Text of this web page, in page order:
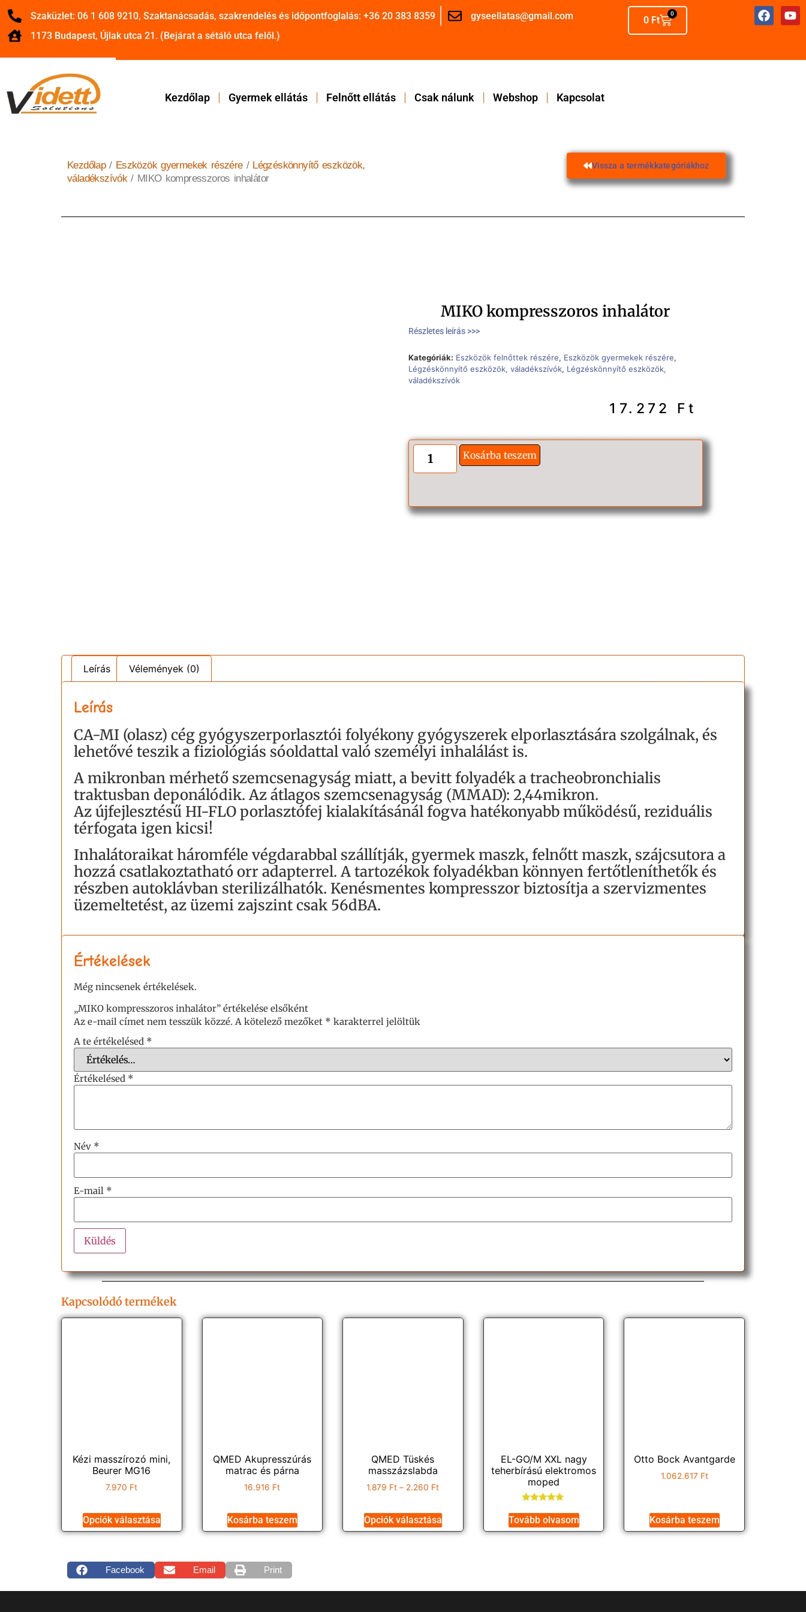
Szaküzlet: 06 1 608 9210, Szaktanácsadás, szakrendelés és időpontfoglalás: +36 20 383 8359
gyseellatas@gmail.com
1173 Budapest, Újlak utca 21. (Bejárat a sétáló utca felől.)
0 Ft
0
Kezdőlap Gyermek ellátás Felnőtt ellátás Csak nálunk Webshop Kapcsolat
Kezdőlap/ Eszközök gyermekek részére/ Légzéskönnyítő eszközök,
váladékszívók/ MIKO kompresszoros inhalátor
Vissza a termékkategóriákhoz
MIKO kompresszoros inhalátor
Részletes leírás >>>
Kategóriák: Eszközök felnőttek részére, Eszközök gyermekek részére,
Légzéskönnyítő eszközök, váladékszívók, Légzéskönnyítő eszközök,
váladékszívók
17.272 Ft
Kosárba teszem
Leírás Vélemények (0)
Leírás
CA-MI (olasz) cég gyógyszerporlasztói folyékony gyógyszerek elporlasztására szolgálnak, és
lehetővé teszik a fiziológiás sóoldattal való személyi inhalálást is.
A mikronban mérhető szemcsenagyság miatt, a bevitt folyadék a tracheobronchialis
traktusban deponálódik. Az átlagos szemcsenagyság (MMAD): 2,44mikron.
Az újfejlesztésű HI-FLO porlasztófej kialakításánál fogva hatékonyabb működésű, reziduális
térfogata igen kicsi!
Inhalátoraikat háromféle végdarabbal szállítják, gyermek maszk, felnőtt maszk, szájcsutora a
hozzá csatlakoztatható orr adapterrel. A tartozékok folyadékban könnyen fertőtleníthetők és
részben autoklávban sterilizálhatók. Kenésmentes kompresszor biztosítja a szervizmentes
üzemeltetést, az üzemi zajszint csak 56dBA.
Értékelések
Még nincsenek értékelések.
„MIKO kompresszoros inhalátor” értékelése elsőként
Az e-mail címet nem tesszük közzé. A kötelező mezőket * karakterrel jelöltük
A te értékelésed *
Értékelésed *
Név *
E-mail *
Kapcsolódó termékek
Kézi masszírozó mini,
Beurer MG16
7.970 Ft
Opciók választása
QMED Akupresszúrás
matrac és párna
16.916 Ft
Kosárba teszem
QMED Tüskés
masszázslabda
1.879 Ft – 2.260 Ft
Opciók választása
EL-GO/M XXL nagy
teherbírású elektromos
moped
5.00
/ 5
Tovább olvasom
Otto Bock Avantgarde
1.062.617 Ft
Kosárba teszem
Facebook Email Print